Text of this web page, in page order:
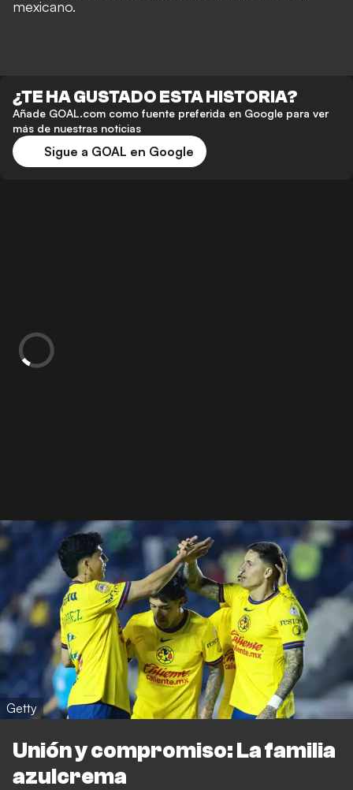
mexicano.
¿TE HA GUSTADO ESTA HISTORIA?
Añade GOAL.com como fuente preferida en Google para ver
más de nuestras noticias
Sigue a GOAL en Google
Getty
Unión y compromiso: La familia
azulcrema